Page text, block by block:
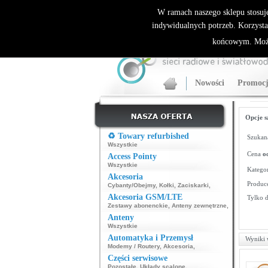
ALLNET.PL Sieci bezprzewodowe - generalny
Nowości
♻️ Towary refurbished
Wszystkie
Access Pointy
Wszystkie
Akcesoria
Cybanty/Obejmy, Kołki Zaciskarki
Akcesoria GSM/LTE
Zestawy abonenckie Anteny zewnętrzne
Anteny
Wszystkie
Automatyka i Przemysł
Modemy / Routery, Akcesoria
Części serwisowe
Pozostałe Układy scalone
Opcje
Cena
Tylko
Wyniki
W ramach naszego sklepu
indywidualnych potrzeb.
końcowym.